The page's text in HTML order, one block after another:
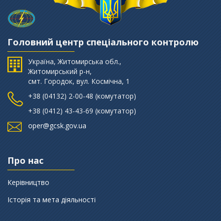
Головний центр спеціального контролю
Україна, Житомирська обл.,
Житомирський р-н,
смт. Городок, вул. Космічна, 1
+38 (‎04132) 2-00-48 (комутатор)
+38 (0412) 43-43-69 (комутатор)
oper@gcsk.gov.ua
Про нас
Керівництво
Історія та мета діяльності